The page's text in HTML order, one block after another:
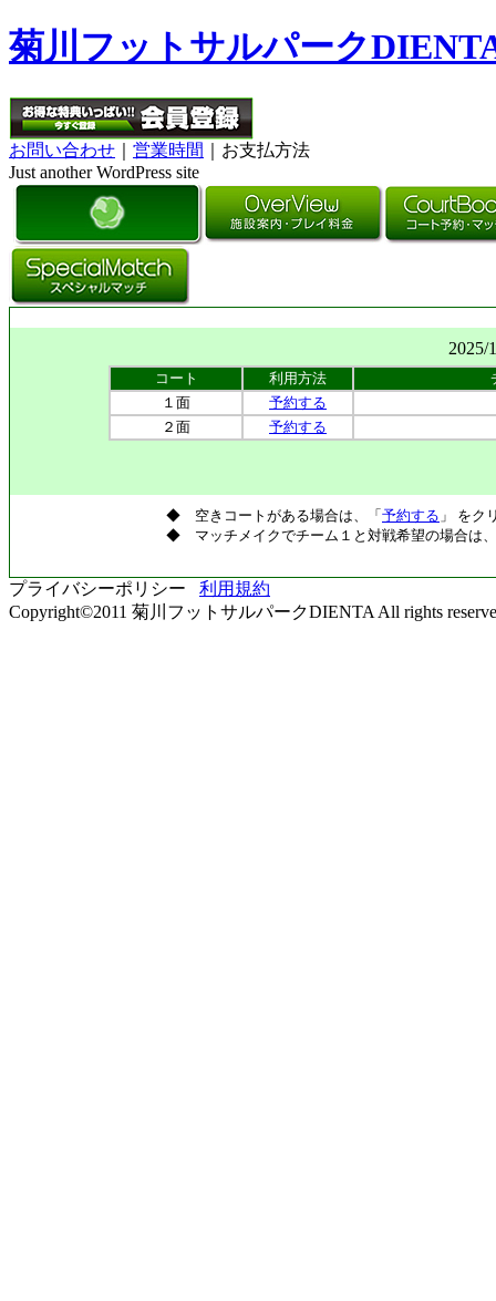
菊川フットサルパーク
お問い合わせ 営業時間
｜お支払方法
Just another WordPress site
2025/
コート 利用方法
１面
予約する
２面
予約する
◆ 空きコートがある場合は、「 予約する 」 をク
◆ マッチメイクでチーム１と対戦希望の場合は
プライバシーポリシー 利用規約
Copyright©2011 菊川フットサルパークDIENTA All rights